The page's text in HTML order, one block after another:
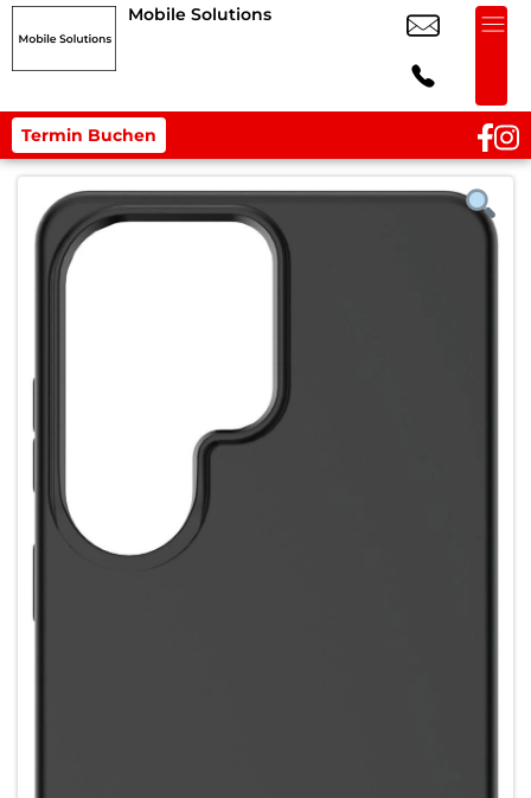
Mobile Solutions
Termin Buchen